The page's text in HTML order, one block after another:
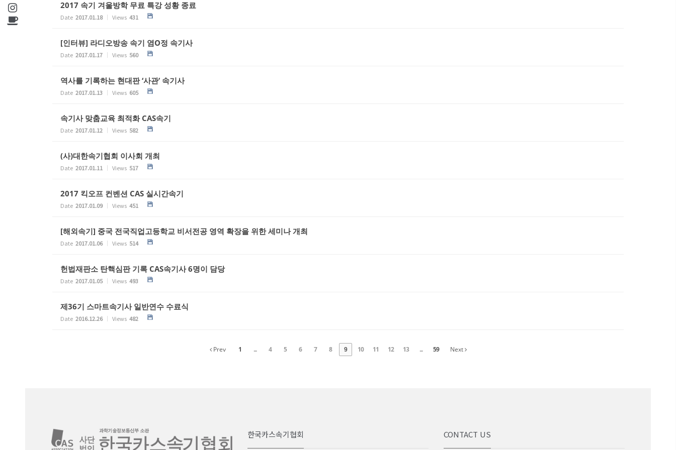
2017 속기 겨울방학 무료 특강 성황 종료
Date 2017.01.18 Views 431
[인터뷰] 라디오방송 속기 염O정 속기사
Date 2017.01.17 Views 560
역사를 기록하는 현대판 ‘사관’ 속기사
Date 2017.01.13 Views 605
속기사 맞춤교육 최적화 CAS속기
Date 2017.01.12 Views 582
(사)대한속기협회 이사회 개최
Date 2017.01.11 Views 517
2017 킥오프 컨벤션 CAS 실시간속기
Date 2017.01.09 Views 451
[해외속기] 중국 전국직업고등학교 비서전공 영역 확장을 위한 세미나 개최
Date 2017.01.06 Views 514
헌법재판소 탄핵심판 기록 CAS속기사 6명이 담당
Date 2017.01.05 Views 493
제36기 스마트속기사 일반연수 수료식
Date 2016.12.26 Views 482
Prev 1 ... 4 5 6 7 8 9 10 11 12 13 ... 59 Next
한국카스속기협회 CONTACT US